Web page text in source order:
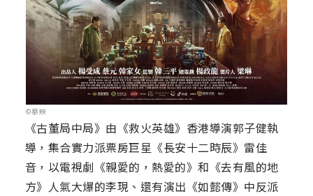
©華映
《古董局中局》由《救火英雄》香港導演郭子健執
導，集合實力派票房巨星《長安十二時辰》雷佳
音，以電視劇《親愛的，熱愛的》和《去有風的地
方》人氣大爆的李現、還有演出《如懿傳》中反派